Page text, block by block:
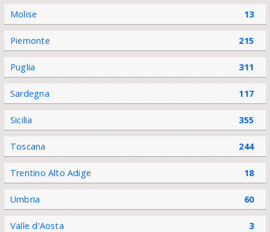
Molise 13
Piemonte 215
Puglia 311
Sardegna 117
Sicilia 355
Toscana 244
Trentino Alto Adige 18
Umbria 60
Valle d'Aosta 3